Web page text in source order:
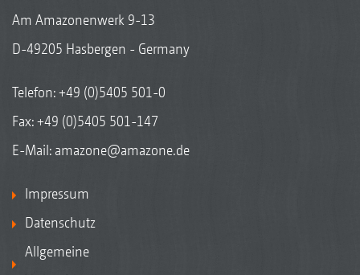
Am Amazonenwerk 9-13
D-49205 Hasbergen - Germany
Telefon:+49 (0)5405 501-0
Fax: +49 (0)5405 501-147
E-Mail: amazone@amazone.de
Impressum
Datenschutz
Allgemeine